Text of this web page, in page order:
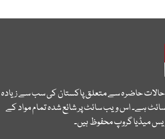
حالات حاضرہ سے متعلق پاکستان کی سب سے زیادہ
ہے۔ اس ویب سائٹ پر شائع شدہ تمام مواد کے
میڈیا گروپ محفوظ ہیں۔